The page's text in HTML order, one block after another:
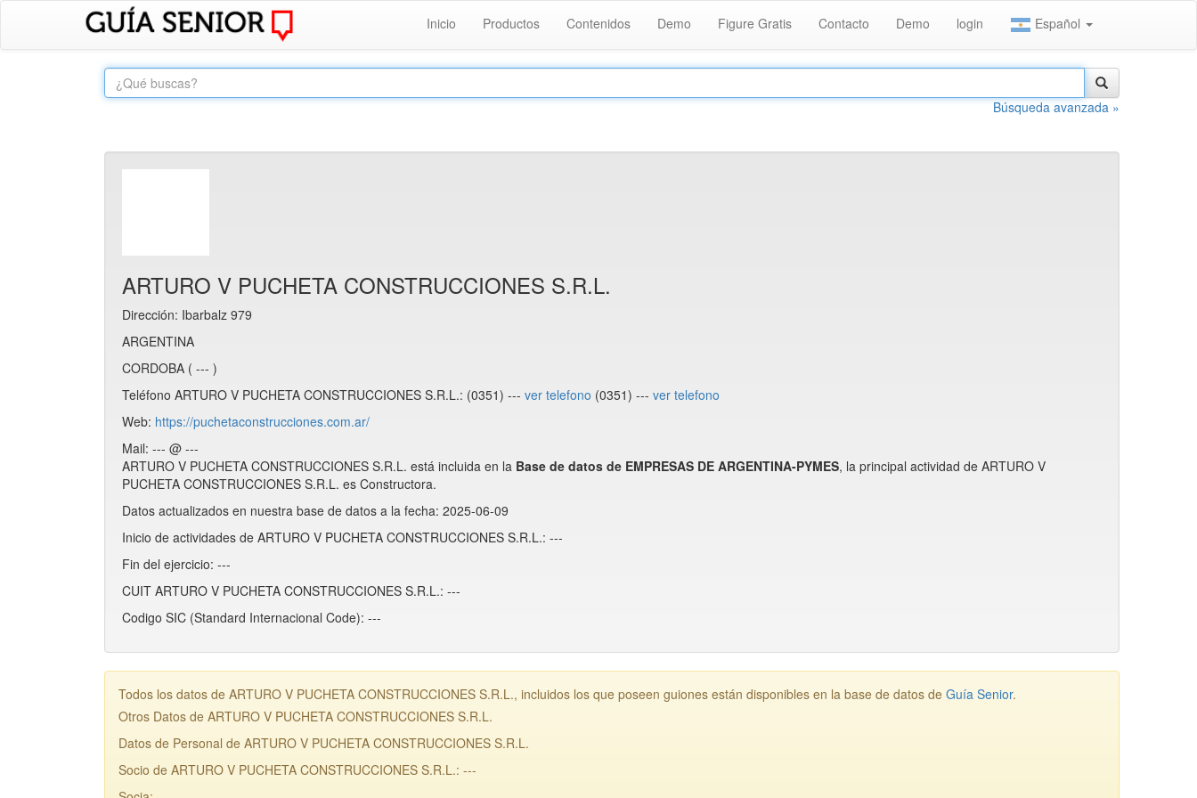
Inicio Productos Contenidos Demo Figure Gratis Contacto Demo login Español
Búsqueda avanzada »
ARTURO V PUCHETA CONSTRUCCIONES S.R.L.
Dirección: Ibarbalz 979
ARGENTINA
CORDOBA ( --- )
Teléfono ARTURO V PUCHETA CONSTRUCCIONES S.R.L.: (0351) --- ver telefono (0351) --- ver telefono
Web: https://puchetaconstrucciones.com.ar/
Mail: --- @ ---
ARTURO V PUCHETA CONSTRUCCIONES S.R.L. está incluida en la Base de datos de EMPRESAS DE ARGENTINA-PYMES, la principal actividad de ARTURO V
PUCHETA CONSTRUCCIONES S.R.L. es Constructora.
Datos actualizados en nuestra base de datos a la fecha: 2025-06-09
Inicio de actividades de ARTURO V PUCHETA CONSTRUCCIONES S.R.L.: ---
Fin del ejercicio: ---
CUIT ARTURO V PUCHETA CONSTRUCCIONES S.R.L.: ---
Codigo SIC (Standard Internacional Code): ---
Todos los datos de ARTURO V PUCHETA CONSTRUCCIONES S.R.L., incluidos los que poseen guiones están disponibles en la base de datos de Guía Senior.
Otros Datos de ARTURO V PUCHETA CONSTRUCCIONES S.R.L.
Datos de Personal de ARTURO V PUCHETA CONSTRUCCIONES S.R.L.
Socio de ARTURO V PUCHETA CONSTRUCCIONES S.R.L.: ---